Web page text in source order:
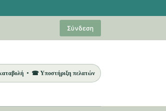
Σύνδεση
• ☎ Υποστήριξη πελατών